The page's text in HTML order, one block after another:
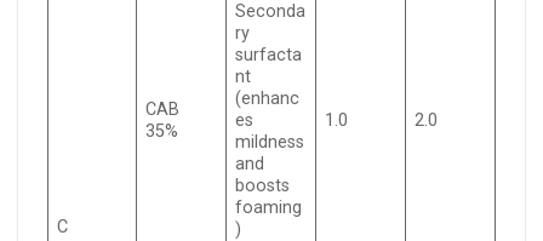
C
CAB
35%
Seconda
ry
surfacta
nt
(enhanc
es
mildness
and
boosts
foaming
)
1.0 2.0